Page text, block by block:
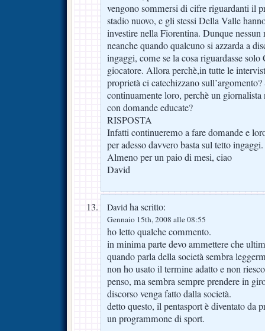
vengono sommersi di cifre riguardanti il
stadio nuovo, e gli stessi Della Valle
investire nella Fiorentina. Dunque nessun
neanche quando qualcuno si azzarda a
ingaggi, come se la cosa riguardasse
giocatore. Allora perchè,in tutte le
proprietà ci catechizzano sull’argomento?
continuamente loro, perchè un
con domande educate?
RISPOSTA
Infatti continueremo a fare domande e
per adesso davvero basta sul tetto ingaggi.
Almeno per un paio di mesi, ciao
David
David ha scritto:
Gennaio 15th, 2008 alle 08:55
ho letto qualche commento.
in minima parte devo ammettere che
quando parla della società sembra
non ho usato il termine adatto e non
penso, ma sembra sempre prendere in
discorso venga fatto dalla società.
detto questo, il pentasport è diventato da
un programmone di sport.